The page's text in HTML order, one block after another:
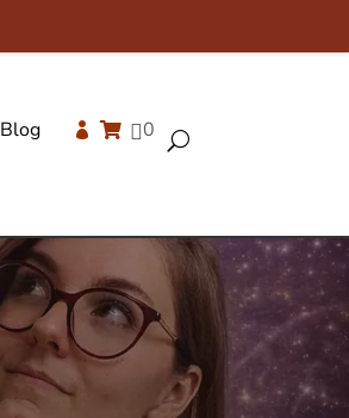
Blog   0 U
produits